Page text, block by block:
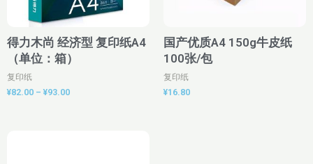
得力木尚 经济型 复印纸A4
（单位：箱）
复印纸
¥82.00 – ¥93.00
国产优质A4 150g牛皮纸
100张/包
复印纸
¥16.80